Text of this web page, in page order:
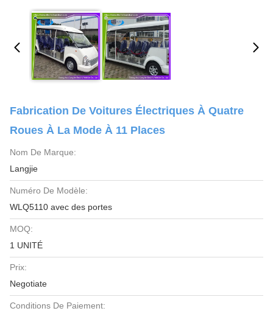
Fabrication De Voitures Électriques À Quatre
Roues À La Mode À 11 Places
Nom De Marque:
Langjie
Numéro De Modèle:
WLQ5110 avec des portes
MOQ:
1 UNITÉ
Prix:
Negotiate
Conditions De Paiement: